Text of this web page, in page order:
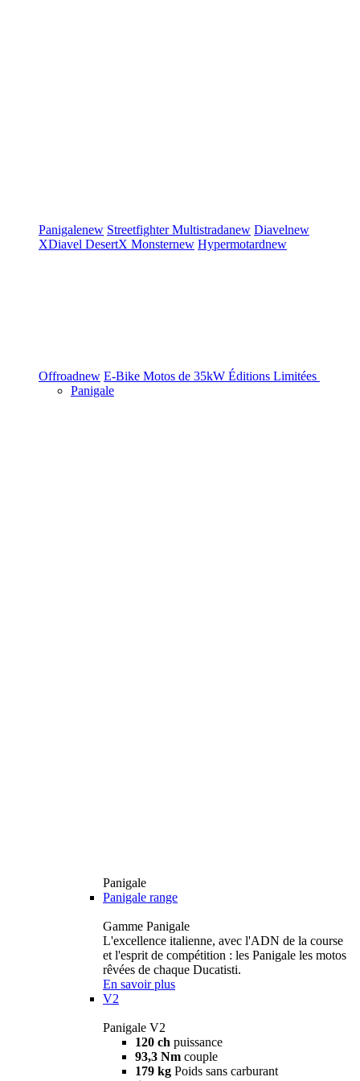
Panigalenew StreetfighterMultistradanew Diavelnew
XDiavel DesertX Monsternew Hypermotardnew
Offroadnew E-Bike Motos de 35kW Éditions Limitées
Panigale
Panigale
Panigale range
Gamme Panigale
L'excellence italienne, avec l'ADN de la course
et l'esprit de compétition : les Panigale les motos
rêvées de chaque Ducatisti.
En savoir plus
V2
Panigale V2
120 ch puissance
93,3 Nm couple
179 kg Poids sans carburant